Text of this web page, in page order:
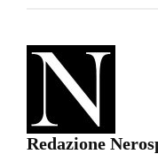
Redazione